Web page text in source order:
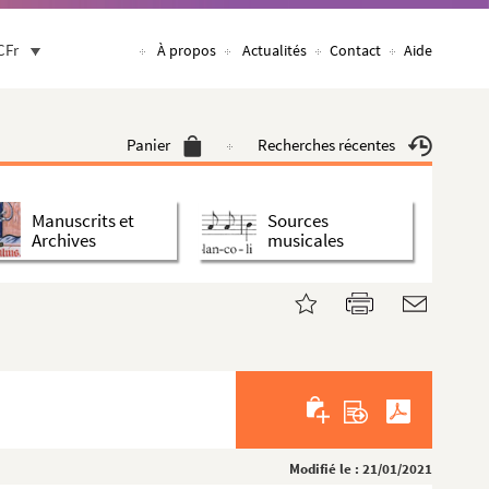
À propos Actualités Contact Aide
Panier Recherches récentes
Manuscrits et
Archives
Sources
musicales
Modifié le : 21/01/2021